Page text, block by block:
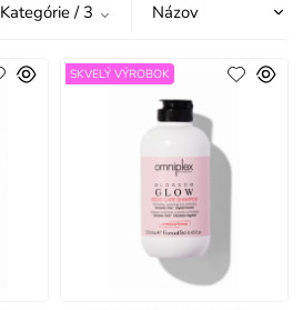
Kategórie / 3
SKVELÝ VÝROBOK